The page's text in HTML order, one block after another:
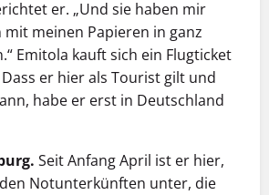
er. „Und sie haben mir
mit meinen Papieren in ganz
Emitola kauft sich ein Flugticket
er hier als Tourist gilt und
habe er erst in Deutschland
Seit Anfang April ist er hier,
Notunterkünften unter, die